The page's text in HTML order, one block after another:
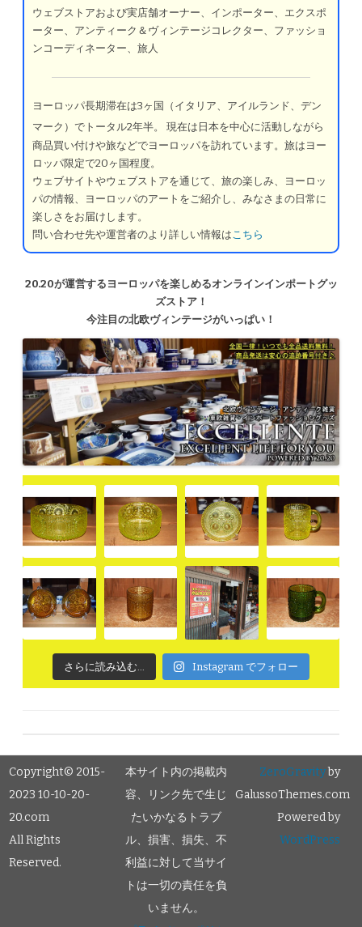
ウェブストアおよび実店舗オーナー、インポーター、エクスポ
ーター、アンティーク＆ヴィンテージコレクター、ファッショ
ンコーディネーター、旅人
ヨーロッパ長期滞在は3ヶ国（イタリア、アイルランド、デン
マーク）でトータル2年半。
現在は日本を中心に活動しながら
商品買い付けや旅などでヨーロッパを訪れています。旅はヨー
ロッパ限定で20ヶ国程度。
ウェブサイトやウェブストアを通じて、旅の楽しみ、ヨーロッ
パの情報、ヨーロッパのアートをご紹介し、みなさまの日常に
楽しさをお届けします。
問い合わせ先や運営者のより詳しい情報はこちら
20.20が運営するヨーロッパを楽しめるオンラインインポートグッ
ズストア！
今注目の北欧ヴィンテージがいっぱい！
さらに読み込む... Instagram でフォロー
Copyright© 2015-
2023 10-10-20-
20.com
All Rights
Reserved.
本サイト内の掲載内
容、リンク先で生じ
たいかなるトラブ
ル、損害、損失、不
利益に対して当サイ
トは一切の責任を負
いません。
ZeroGravityby
GalussoThemes.com
Powered by
WordPress